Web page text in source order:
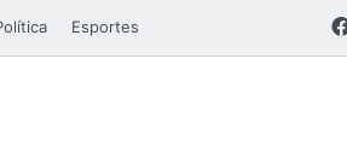
Esportes